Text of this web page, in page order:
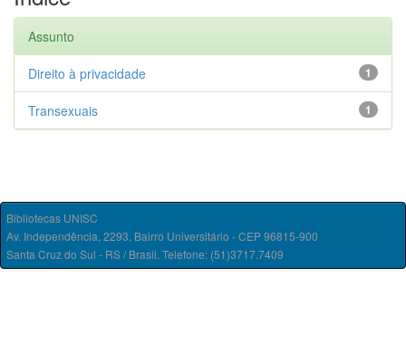
Assunto
1
Direito à privacidade
1
Transexuais
Bibliotecas UNISC
Av. Independência, 2293, Bairro Universitário - CEP 96815-900
Santa Cruz do Sul - RS / Brasil. Telefone: (51)3717.7409